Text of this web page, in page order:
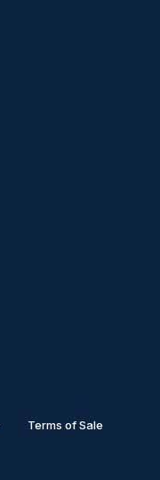
Terms of Sale